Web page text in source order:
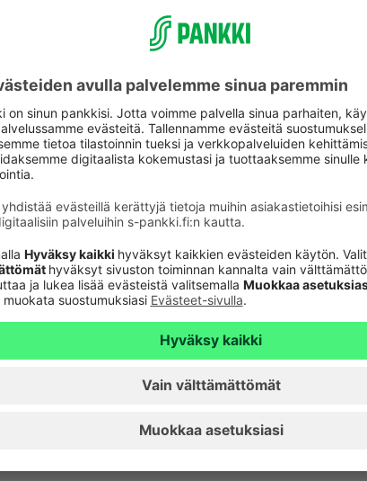
24h
Oikopolut
Päivitä
Tarkista
Tule asiakkaaksi
Usein kysyttyä
Turvallinen